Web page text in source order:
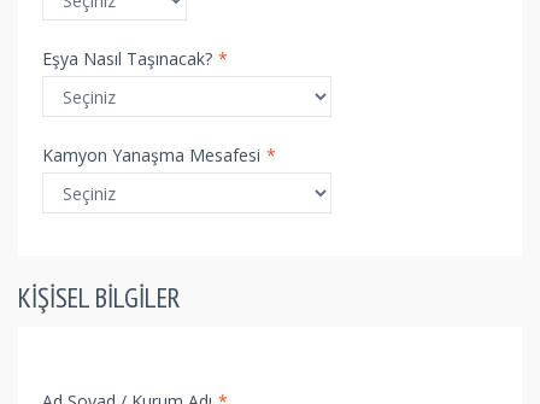
Eşya Nasıl Taşınacak? *
Kamyon Yanaşma Mesafesi *
KIŞISEL BILGILER